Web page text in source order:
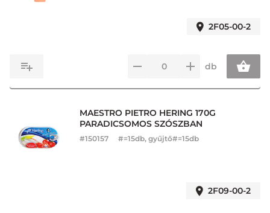
2F05-00-2
db
MAESTRO PIETRO HERING 170G
PARADICSOMOS SZÓSZBAN
#150157 #=15db, gyűjtő#=15db
2F09-00-2